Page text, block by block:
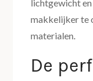
lichtgewicht
makkelijker te
materialen.
De